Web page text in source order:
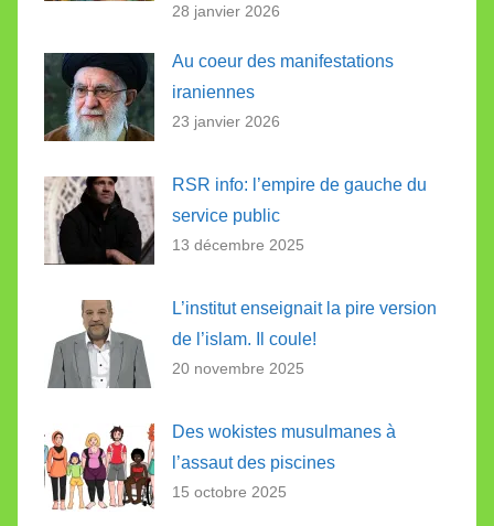
28 janvier 2026
Au coeur des manifestations
iraniennes
23 janvier 2026
RSR info: l’empire de gauche du
service public
13 décembre 2025
L’institut enseignait la pire version
de l’islam. Il coule!
20 novembre 2025
Des wokistes musulmanes à
l’assaut des piscines
15 octobre 2025